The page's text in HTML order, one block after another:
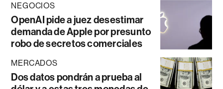
NEGOCIOS
OpenAI pide a juez desestimar
demanda de Apple por presunto
robo de secretos comerciales
MERCADOS
Dos datos pondrán a prueba al